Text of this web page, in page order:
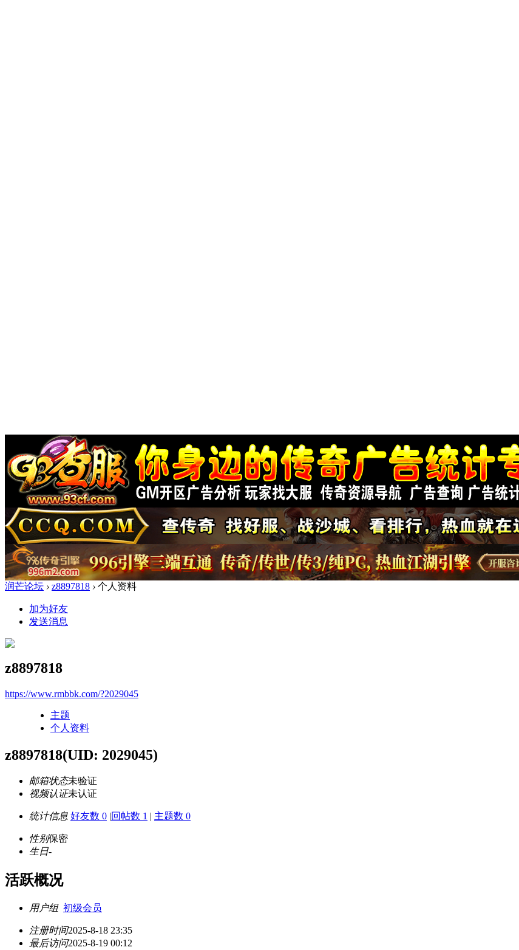
润芒论坛 › z8897818 › 个人资料
加为好友
发送消息
z8897818
https://www.rmbbk.com/?2029045
主题
个人资料
z8897818(UID: 2029045)
邮箱状态未验证
视频认证未认证
统计信息 好友数 0 |回帖数 1 | 主题数 0
性别保密
生日-
活跃概况
用户组 初级会员
注册时间2025-8-18 23:35
最后访问2025-8-19 00:12